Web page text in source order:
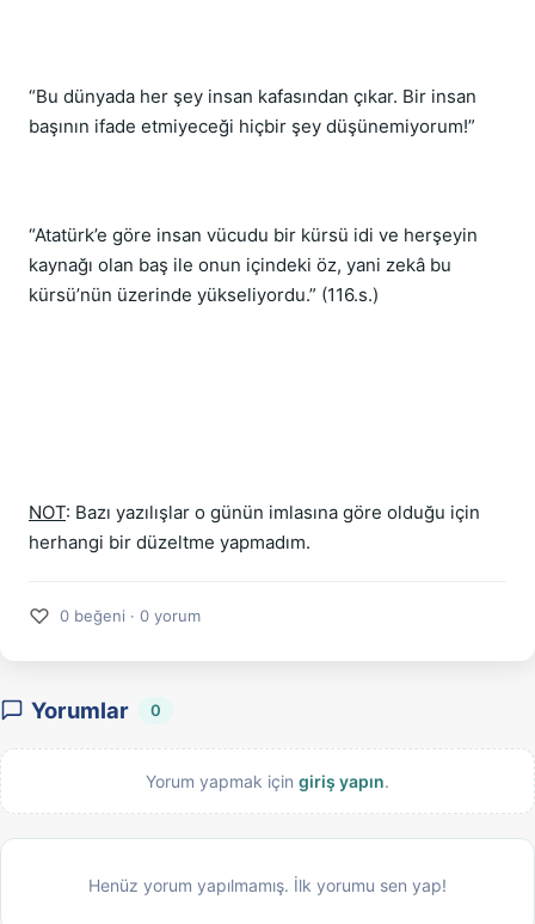
“Bu dünyada her şey insan kafasından çıkar. Bir insan
başının ifade etmiyeceği hiçbir şey düşünemiyorum!”
“Atatürk’e göre insan vücudu bir kürsü idi ve herşeyin
kaynağı olan baş ile onun içindeki öz, yani zekâ bu
kürsü’nün üzerinde yükseliyordu.” (116.s.)
NOT: Bazı yazılışlar o günün imlasına göre olduğu için
herhangi bir düzeltme yapmadım.
♡ 0 beğeni · 0 yorum
Yorumlar 0
Yorum yapmak için giriş yapın.
Henüz yorum yapılmamış. İlk yorumu sen yap!